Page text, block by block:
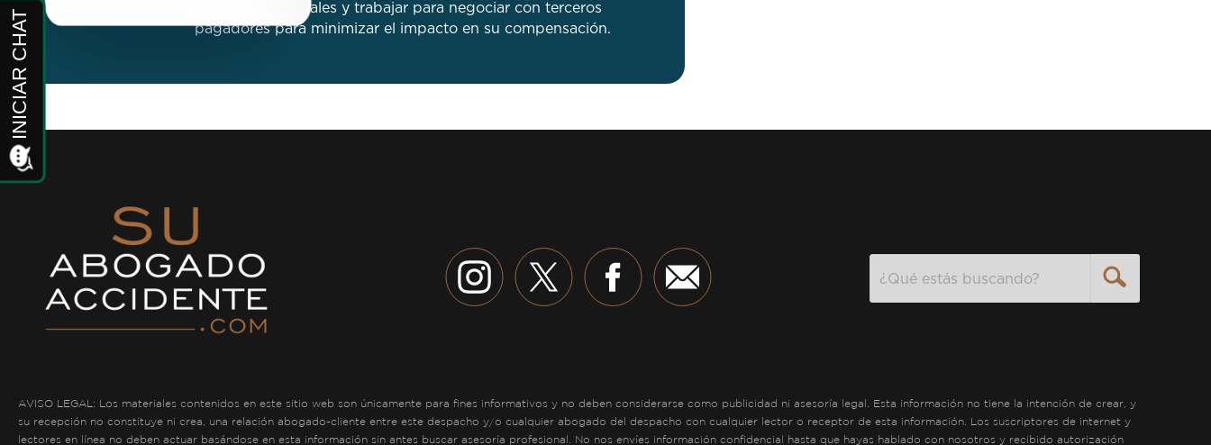
obligaciones legales y trabajar para negociar con terceros
pagadores para minimizar el impacto en su compensación.
AVISO LEGAL: Los materiales contenidos en este sitio web son únicamente para fines informativos y no deben considerarse como publicidad ni asesoría legal. Esta información no tiene la intención de crear, y
su recepción no constituye ni crea, una relación abogado-cliente entre este despacho y/o cualquier abogado del despacho con cualquier lector o receptor de esta información. Los suscriptores de internet y
lectores en línea no deben actuar basándose en esta información sin antes buscar asesoría profesional. No nos envíes información confidencial hasta que hayas hablado con nosotros y recibido autorización